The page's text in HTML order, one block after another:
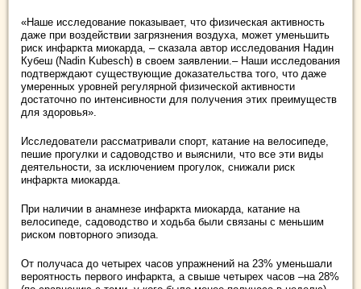
«Наше исследование показывает, что физическая активность
даже при воздействии загрязнения воздуха, может уменьшить
риск инфаркта миокарда, – сказала автор исследования Надин
Кубеш (Nadin Kubesch) в своем заявлении.– Наши исследования
подтверждают существующие доказательства того, что даже
умеренных уровней регулярной физической активности
достаточно по интенсивности для получения этих преимуществ
для здоровья».
Исследователи рассматривали спорт, катание на велосипеде,
пешие прогулки и садоводство и выяснили, что все эти виды
деятельности, за исключением прогулок, снижали риск
инфаркта миокарда.
При наличии в анамнезе инфаркта миокарда, катание на
велосипеде, садоводство и ходьба были связаны с меньшим
риском повторного эпизода.
От получаса до четырех часов упражнений на 23% уменьшали
вероятность первого инфаркта, а свыше четырех часов –на 28%